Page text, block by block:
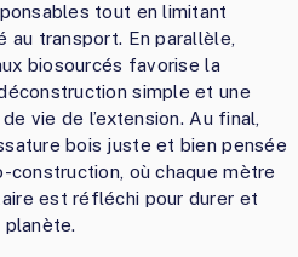
tout en limitant
au transport. En parallèle,
biosourcés favorise la
simple et une
vie de l’extension. Au final,
bois juste et bien pensée
construction, où chaque mètre
est réfléchi pour durer et
planète.